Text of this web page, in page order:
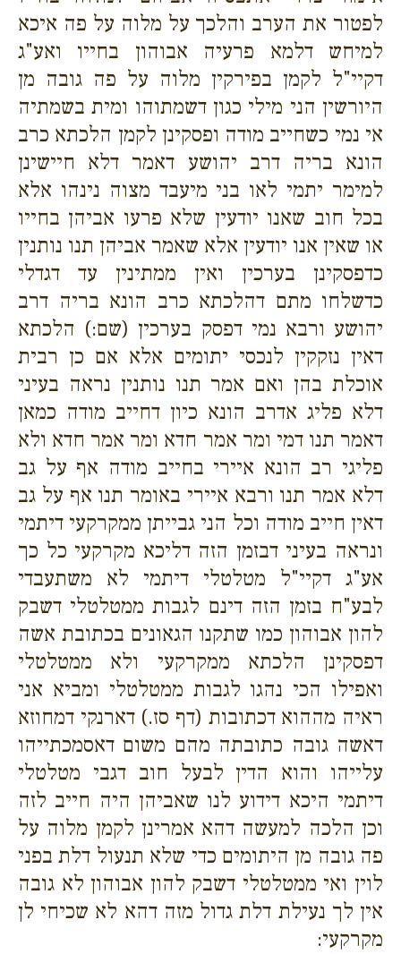
לפטור את הערב והלכך על מלוה על פה איכא
למיחש דלמא פרעיה אבוהון בחייו ואע"ג
דקיי"ל לקמן בפירקין מלוה על פה גובה מן
היורשין הני מילי כגון דשמתוהו ומית בשמתיה
אי נמי כשחייב מודה ופסקינן לקמן הלכתא כרב
הונא בריה דרב יהושע דאמר דלא חיישינן
למימר יתמי לאו בני מיעבד מצוה נינהו אלא
בכל חוב שאנו יודעין שלא פרעו אביהן בחייו
או שאין אנו יודעין אלא שאמר אביהן תנו נותנין
כדפסקינן בערכין ואין ממתינין עד דגדלי
כדשלחו מתם דהלכתא כרב הונא בריה דרב
יהושע ורבא נמי דפסק בערכין (שם:) הלכתא
דאין נזקקין לנכסי יתומים אלא אם כן רבית
אוכלת בהן ואם אמר תנו נותנין נראה בעיני
דלא פליג אדרב הונא כיון דחייב מודה כמאן
דאמר תנו דמי ומר אמר חדא ומר אמר חדא ולא
פליגי רב הונא איירי בחייב מודה אף על גב
דלא אמר תנו ורבא איירי באומר תנו אף על גב
דאין חייב מודה וכל הני גבייתן ממקרקעי דיתמי
ונראה בעיני דבזמן הזה דליכא מקרקעי כל כך
אע"ג דקיי"ל מטלטלי דיתמי לא משתעבדי
לבע"ח בזמן הזה דינם לגבות ממטלטלי דשבק
להון אבוהון כמו שתקנו הגאונים בכתובת אשה
דפסקינן הלכתא ממקרקעי ולא ממטלטלי
ואפילו הכי נהגו לגבות ממטלטלי ומביא אני
ראיה מההוא דכתובות (דף סז.) דארנקי דמחוזא
דאשה גובה כתובתה מהם משום דאסמכתייהו
עלייהו והוא הדין לבעל חוב דגבי מטלטלי
דיתמי היכא דידוע לנו שאביהן היה חייב לזה
וכן הלכה למעשה דהא אמרינן לקמן מלוה על
פה גובה מן היתומים כדי שלא תנעול דלת בפני
לוין ואי ממטלטלי דשבק להון אבוהון לא גובה
אין לך נעילת דלת גדול מזה דהא לא שכיחי לן
מקרקעי: